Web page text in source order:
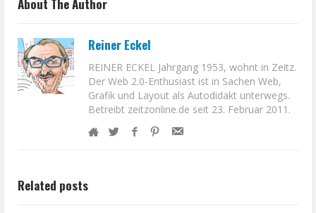
About The Author
Reiner Eckel
REINER ECKEL Jahrgang 1953, wohnt in Zeitz.
Der Web 2.0-Enthusiast ist in Sachen Web,
Grafik und Layout als Autodidakt unterwegs.
Betreibt zeitzonline.de seit 23. Februar 2011.
Related posts